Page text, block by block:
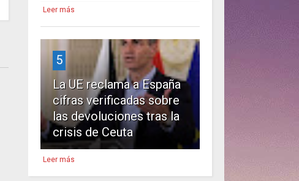
Leer más
5
La UE reclama a España
cifras verificadas sobre
las devoluciones tras la
crisis de Ceuta
Leer más